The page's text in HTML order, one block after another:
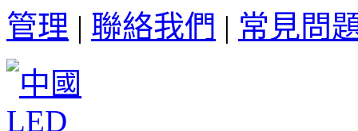
管理 | 聯絡我們 | 常見問